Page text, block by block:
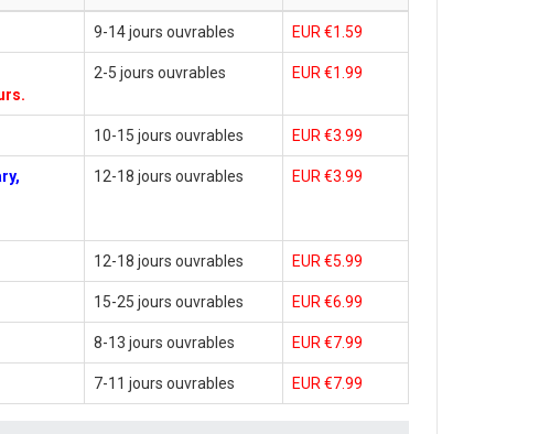
9-14 jours ouvrables EUR €1.59
2-5 jours ouvrables EUR €1.99
10-15 jours ouvrables EUR €3.99
12-18 jours ouvrables EUR €3.99
12-18 jours ouvrables EUR €5.99
15-25 jours ouvrables EUR €6.99
8-13 jours ouvrables EUR €7.99
7-11 jours ouvrables EUR €7.99